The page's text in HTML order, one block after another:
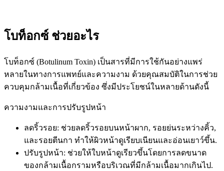
โบท็อกซ์ ช่วยอะไร
โบท็อกซ์ (Botulinum Toxin) เป็นสารที่มีการใช้กันอย่างแพร่
หลายในทางการแพทย์และความงาม ด้วยคุณสมบัติในการช่วย
ควบคุมกล้ามเนื้อที่เกี่ยวข้อง ซึ่งมีประโยชน์ในหลายด้านดังนี้
ความงามและการปรับรูปหน้า
ลดริ้วรอย: ช่วยลดริ้วรอยบนหน้าผาก, รอยย่นระหว่างคิ้ว,
และรอยตีนกา ทำให้ผิวหน้าดูเรียบเนียนและอ่อนเยาว์ขึ้น.
ปรับรูปหน้า: ช่วยให้ใบหน้าดูเรียวขึ้นโดยการลดขนาด
ของกล้ามเนื้อกรามหรือบริเวณที่มีกล้ามเนื้อมากเกินไป.